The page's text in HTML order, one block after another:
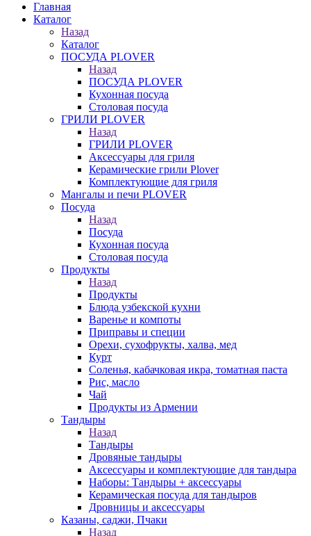
Главная
Каталог
Назад
Каталог
ПОСУДА PLOVER
Назад
ПОСУДА PLOVER
Кухонная посуда
Столовая посуда
ГРИЛИ PLOVER
Назад
ГРИЛИ PLOVER
Аксессуары для гриля
Керамические грили Plover
Комплектующие для гриля
Мангалы и печи PLOVER
Посуда
Назад
Посуда
Кухонная посуда
Столовая посуда
Продукты
Назад
Продукты
Блюда узбекской кухни
Варенье и компоты
Приправы и специи
Орехи, сухофрукты, халва, мед
Курт
Соленья, кабачковая икра, томатная паста
Рис, масло
Чай
Продукты из Армении
Тандыры
Назад
Тандыры
Дровяные тандыры
Аксессуары и комплектующие для тандыра
Наборы: Тандыры + аксессуары
Керамическая посуда для тандыров
Дровницы и аксессуары
Казаны, саджи, Пчаки
Назад